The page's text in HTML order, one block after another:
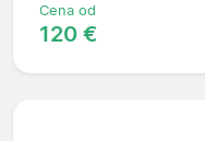
Cena od
120 €